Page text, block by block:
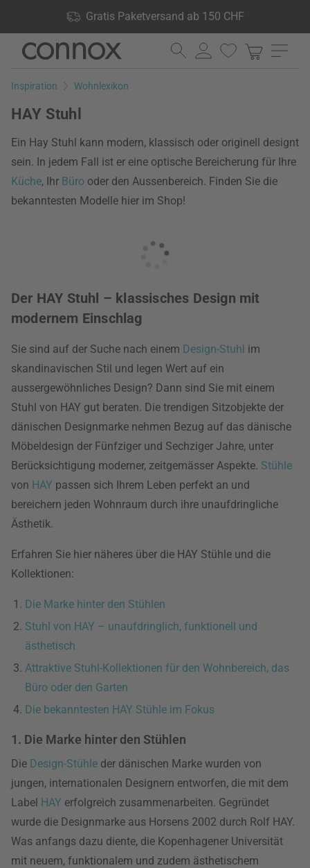
Gratis Paketversand ab 150 CHF
Produkte lagernd, 60 Tage Rückgaberecht
Direkt
Seiteninhalt
Direkt
Suchfeld
Inspiration Wohnlexikon
HAY Stuhl
Ein Hay Stuhl kann modern, klassisch oder originell designt
sein. In jedem Fall ist er eine optische Bereicherung für Ihre
Küche, Ihr Büro oder den Aussenbereich. Finden Sie die
bekanntesten Modelle hier im Shop!
Der HAY Stuhl – klassisches Design mit
modernem Einschlag
Sie sind auf der Suche nach einem Design-Stuhl im
skandinavischen Stil und legen Wert auf ein
aussergewöhnliches Design? Dann sind Sie mit einem
Stuhl von HAY gut beraten. Die trendigen Sitzobjekte der
dänischen Designmarke nehmen Bezug auf das dänische
Möbeldesign der Fünfziger und Sechziger Jahre, unter
Berücksichtigung moderner, zeitgemässer Aspekte. Stühle
von HAY passen sich Ihrem Leben perfekt an und
bereichern jeden Wohnraum durch ihre unaufdringliche
Ästhetik.
Erfahren Sie hier näheres über die HAY Stühle und die
Kollektionen:
Die Marke hinter den Stühlen
Stuhl von HAY – unaufdringlich, funktionell und
ästhetisch
Attraktive Stuhl-Kollektionen für den Wohnbereich, das
Büro oder den Garten
Die bekanntesten HAY Stühle im Fokus
1. Die Marke hinter den Stühlen
Die Design-Stühle der dänischen Marke wurden von
jungen, internationalen Designern entworfen, die mit dem
Label HAY erfolgreich zusammenarbeiten. Gegründet
wurde die Designmarke aus Horsens 2002 durch Rolf HAY.
Was anfangs dazu diente, die Kopenhagener Universität
mit neuem, funktionalem und zudem ästhetischem